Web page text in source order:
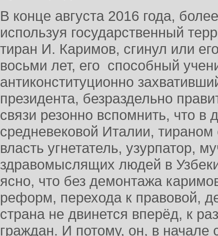
В конце августа 2016 года,
используя государственный
тиран И. Каримов, сгинул или
восьми лет, его способный
антиконституционно
президента, безраздельно
связи резонно вспомнить, что в
средневековой Италии, тираном
власть угнетатель, узурпатор,
здравомыслящих людей в
ясно, что без демонтажа
реформ, перехода к правовой,
страна не двинется вперёд, к
граждан. И потому, он, в начале